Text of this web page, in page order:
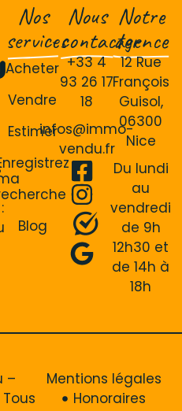
Nos
services
Acheter
Vendre
Estimer
Blog
Nous
contacter
+33 4
93 26 17
18
infos@immo-
vendu.fr
Notre
agence
12 Rue
François
Guisol,
06300
Nice
Du lundi
au
vendredi
de 9h
12h30 et
de 14h à
18h
–
Mentions légales
Honoraires